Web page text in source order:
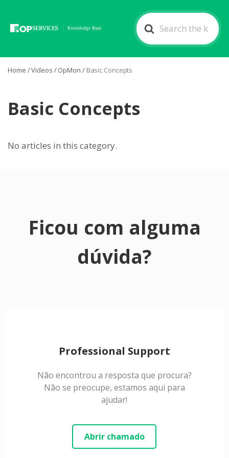
Search
For
Home /Videos /OpMon / Basic Concepts
Basic Concepts
No articles in this category.
Ficou com alguma
dúvida?
Professional Support
Não encontrou a resposta que procura?
Não se preocupe, estamos aqui para
ajudar!
Abrir chamado